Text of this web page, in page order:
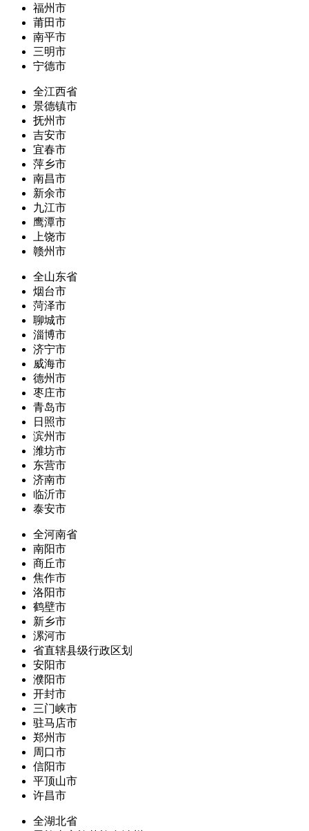
福州市
莆田市
南平市
三明市
宁德市
全江西省
景德镇市
抚州市
吉安市
宜春市
萍乡市
南昌市
新余市
九江市
鹰潭市
上饶市
赣州市
全山东省
烟台市
菏泽市
聊城市
淄博市
济宁市
威海市
德州市
枣庄市
青岛市
日照市
滨州市
潍坊市
东营市
济南市
临沂市
泰安市
全河南省
南阳市
商丘市
焦作市
洛阳市
鹤壁市
新乡市
漯河市
省直辖县级行政区划
安阳市
濮阳市
开封市
三门峡市
驻马店市
郑州市
周口市
信阳市
平顶山市
许昌市
全湖北省